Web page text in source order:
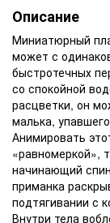
Описание
Миниатюрный
может с
быстротечных
со спокойной
расцветки, он
малька,
Анимировать
«равномеркой»,
начинающий
приманка
подтягивании с
Внутри тела